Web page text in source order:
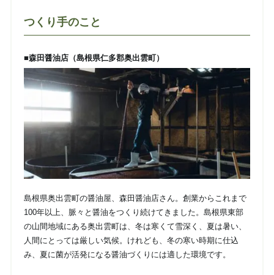
つくり手のこと
■森田醤油店（島根県仁多郡奥出雲町）
島根県奥出雲町の醤油屋、森田醤油店さん。創業からこれまで
100年以上、脈々と醤油をつくり続けてきました。島根県東部
の山間地域にある奥出雲町は、冬は寒くて雪深く、夏は暑い、
人間にとっては厳しい気候。けれども、冬の寒い時期に仕込
み、夏に菌が活発になる醤油づくりには適した環境です。